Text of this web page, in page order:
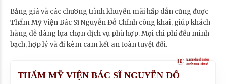
Bảng giá và các chương trình khuyến mãi hấp dẫn cũng được
Thẩm Mỹ Viện Bác Sĩ Nguyễn Đỗ Chỉnh công khai, giúp khách
hàng dễ dàng lựa chọn dịch vụ phù hợp. Mọi chi phí đều minh
bạch, hợp lý và đi kèm cam kết an toàn tuyệt đối.
THẨM MỸ VIỆN BÁC SĨ NGUYỄN ĐỖ